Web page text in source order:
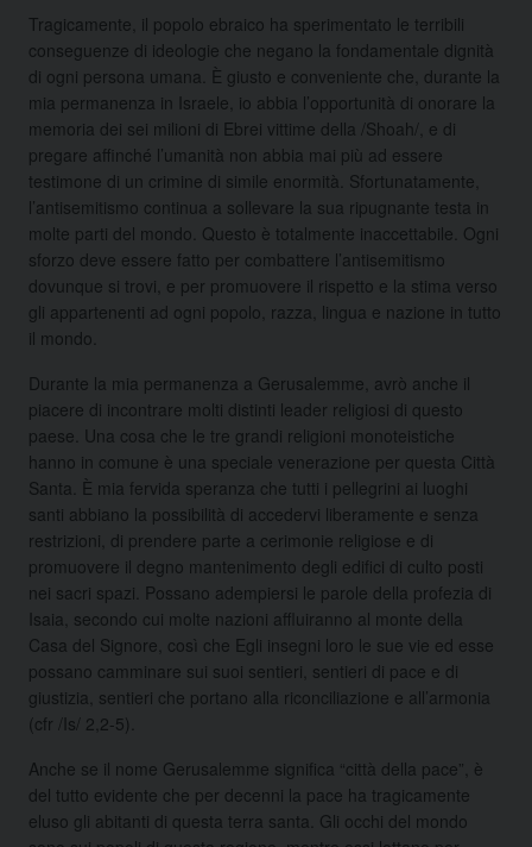
Tragicamente, il popolo ebraico ha sperimentato le terribili
conseguenze di ideologie che negano la fondamentale dignità
di ogni persona umana. È giusto e conveniente che, durante la
mia permanenza in Israele, io abbia l’opportunità di onorare la
memoria dei sei milioni di Ebrei vittime della /Shoah/, e di
pregare affinché l’umanità non abbia mai più ad essere
testimone di un crimine di simile enormità. Sfortunatamente,
l’antisemitismo continua a sollevare la sua ripugnante testa in
molte parti del mondo. Questo è totalmente inaccettabile. Ogni
sforzo deve essere fatto per combattere l’antisemitismo
dovunque si trovi, e per promuovere il rispetto e la stima verso
gli appartenenti ad ogni popolo, razza, lingua e nazione in tutto
il mondo.
Durante la mia permanenza a Gerusalemme, avrò anche il
piacere di incontrare molti distinti leader religiosi di questo
paese. Una cosa che le tre grandi religioni monoteistiche
hanno in comune è una speciale venerazione per questa Città
Santa. È mia fervida speranza che tutti i pellegrini ai luoghi
santi abbiano la possibilità di accedervi liberamente e senza
restrizioni, di prendere parte a cerimonie religiose e di
promuovere il degno mantenimento degli edifici di culto posti
nei sacri spazi. Possano adempiersi le parole della profezia di
Isaia, secondo cui molte nazioni affluiranno al monte della
Casa del Signore, così che Egli insegni loro le sue vie ed esse
possano camminare sui suoi sentieri, sentieri di pace e di
giustizia, sentieri che portano alla riconciliazione e all’armonia
(cfr /Is/ 2,2-5).
Anche se il nome Gerusalemme significa “città della pace”, è
del tutto evidente che per decenni la pace ha tragicamente
eluso gli abitanti di questa terra santa. Gli occhi del mondo